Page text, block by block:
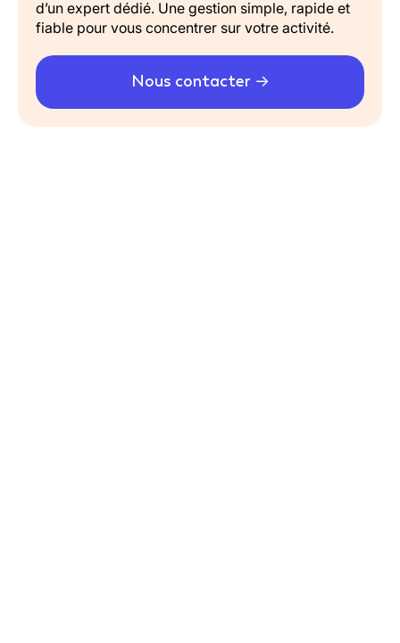
d’un expert dédié. Une gestion simple, rapide et
fiable pour vous concentrer sur votre activité.
Nous contacter